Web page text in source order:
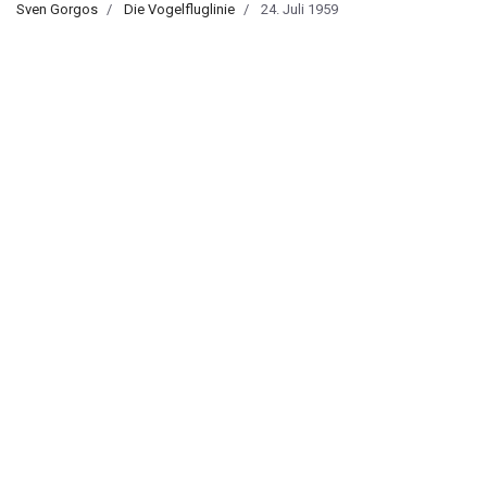
Sven Gorgos Die Vogelfluglinie 24. Juli 1959